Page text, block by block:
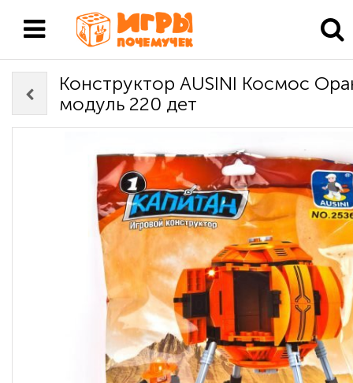
Конструктор AUSINI Космос
модуль 220 дет